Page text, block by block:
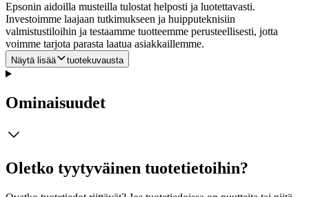
Epsonin aidoilla musteilla tulostat helposti ja luotettavasti.
Investoimme laajaan tutkimukseen ja huipputeknisiin
valmistustiloihin ja testaamme tuotteemme perusteellisesti, jotta
voimme tarjota parasta laatua asiakkaillemme.
Näytä lisää tuotekuvausta
Ominaisuudet
Oletko tyytyväinen tuotetietoihin?